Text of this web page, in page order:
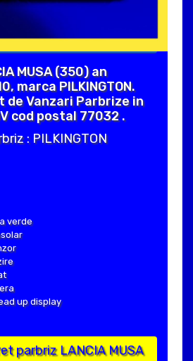
MUSA (350) an
marca PILKINGTON.
de Vanzari Parbrize in
cod postal 77032 .
: PILKINGTON
verde
up display
parbriz LANCIA MUSA